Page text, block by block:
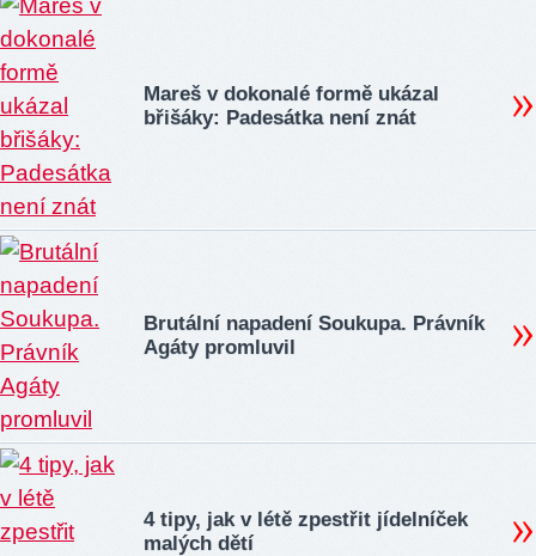
Mareš v dokonalé formě ukázal
břišáky: Padesátka není znát
Brutální napadení Soukupa. Právník
Agáty promluvil
4 tipy, jak v létě zpestřit jídelníček
malých dětí